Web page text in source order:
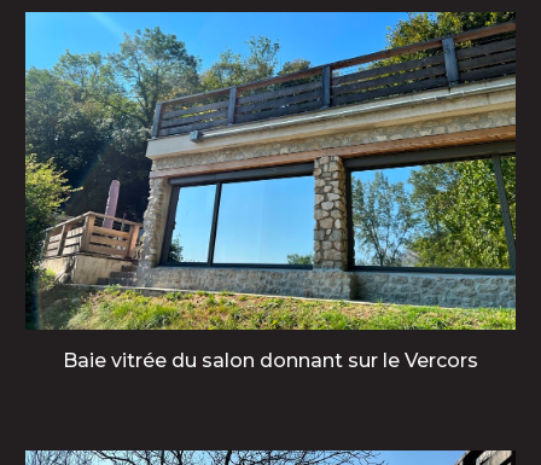
Baie vitrée du salon donnant sur le Vercors